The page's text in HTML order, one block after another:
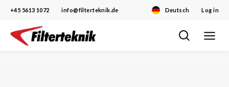
Deutsch Log in
+45 5613 1072 info@filterteknik.de
Skip
Toggle